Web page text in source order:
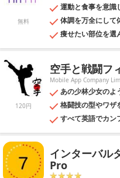
無料
運動と食事を意識
体調を万全にして
痩せたい部位を選
120円
空手と戦闘フ
Mobile App Company
あの少林少女のよ
格闘技の型やワザ
すべて英語でカン
インターバル
Pro